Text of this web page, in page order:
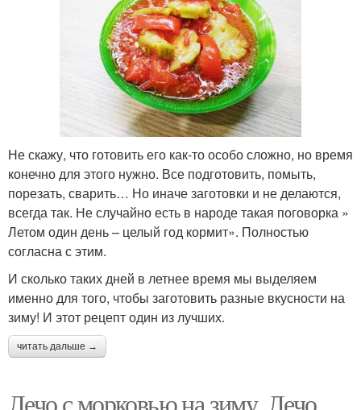
Не скажу, что готовить его как-то особо сложно, но время
конечно для этого нужно. Все подготовить, помыть,
порезать, сварить… Но иначе заготовки и не делаются,
всегда так. Не случайно есть в народе такая поговорка »
Летом один день – целый год кормит». Полностью
согласна с этим.
И сколько таких дней в летнее время мы выделяем
именно для того, чтобы заготовить разные вкусности на
зиму! И этот рецепт один из лучших.
читать дальше →